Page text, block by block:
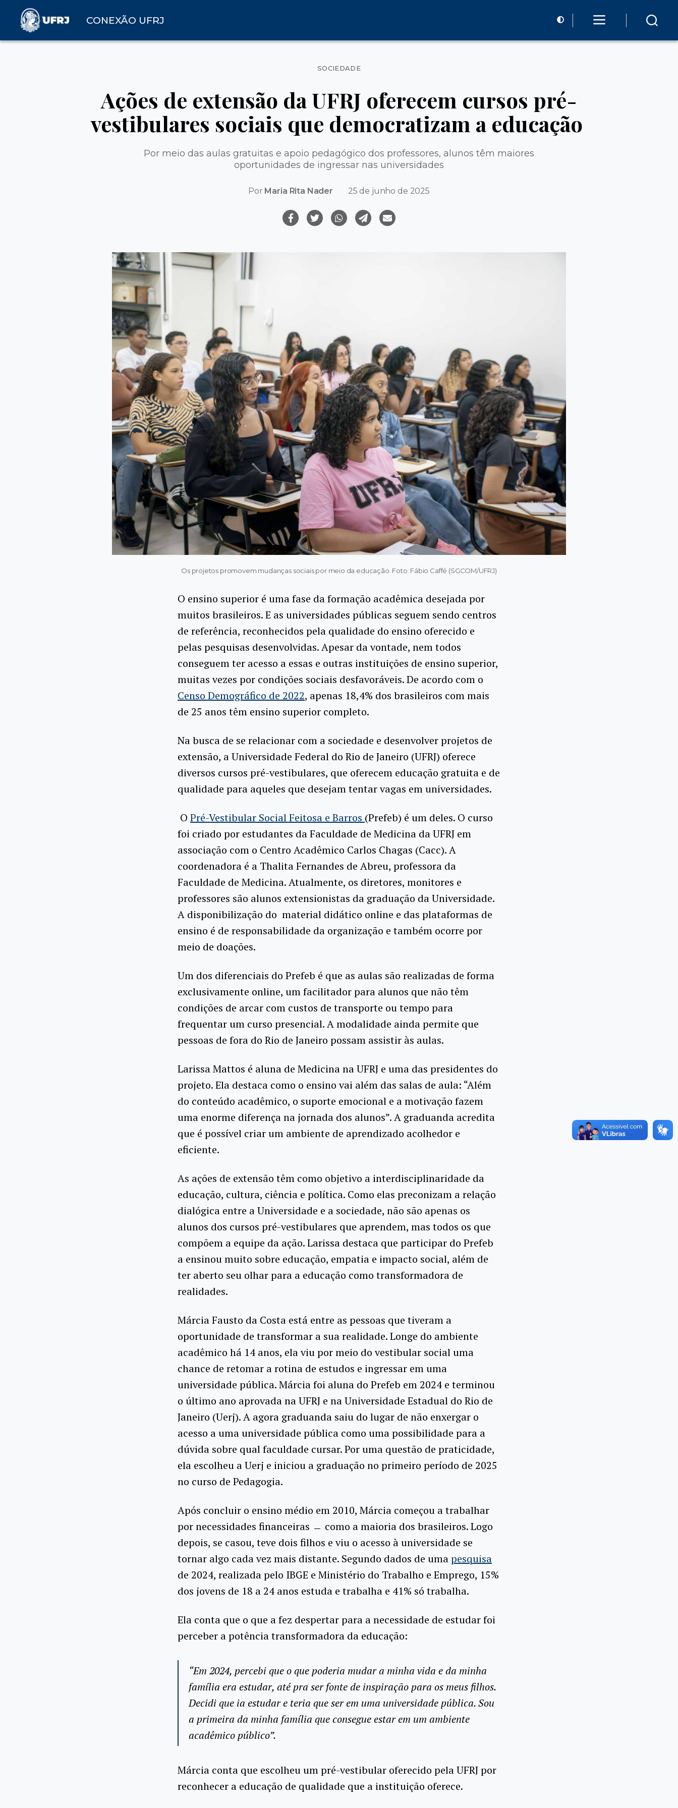
CONEXÃO UFRJ
Categorias
SOCIEDADE
Ações de extensão da UFRJ oferecem cursos pré-
vestibulares sociais que democratizam a educação
Por meio das aulas gratuitas e apoio pedagógico dos professores, alunos têm maiores
oportunidades de ingressar nas universidades
Por Maria Rita Nader 25 de junho de 2025
Os projetos promovem mudanças sociais por meio da educação. Foto: Fábio Caffé (SGCOM/UFRJ)
O ensino superior é uma fase da formação acadêmica desejada por
muitos brasileiros. E as universidades públicas seguem sendo centros
de referência, reconhecidos pela qualidade do ensino oferecido e
pelas pesquisas desenvolvidas. Apesar da vontade, nem todos
conseguem ter acesso a essas e outras instituições de ensino superior,
muitas vezes por condições sociais desfavoráveis. De acordo com o
Censo Demográfico de 2022, apenas 18,4% dos brasileiros com mais
de 25 anos têm ensino superior completo.
Na busca de se relacionar com a sociedade e desenvolver projetos de
extensão, a Universidade Federal do Rio de Janeiro (UFRJ) oferece
diversos cursos pré-vestibulares, que oferecem educação gratuita e de
qualidade para aqueles que desejam tentar vagas em universidades.
O Pré-Vestibular Social Feitosa e Barros (Prefeb) é um deles. O curso
foi criado por estudantes da Faculdade de Medicina da UFRJ em
associação com o Centro Acadêmico Carlos Chagas (Cacc). A
coordenadora é a Thalita Fernandes de Abreu, professora da
Faculdade de Medicina. Atualmente, os diretores, monitores e
professores são alunos extensionistas da graduação da Universidade.
A disponibilização do material didático online e das plataformas de
ensino é de responsabilidade da organização e também ocorre por
meio de doações.
Um dos diferenciais do Prefeb é que as aulas são realizadas de forma
exclusivamente online, um facilitador para alunos que não têm
condições de arcar com custos de transporte ou tempo para
frequentar um curso presencial. A modalidade ainda permite que
pessoas de fora do Rio de Janeiro possam assistir às aulas.
Larissa Mattos é aluna de Medicina na UFRJ e uma das presidentes do
projeto. Ela destaca como o ensino vai além das salas de aula: “Além
do conteúdo acadêmico, o suporte emocional e a motivação fazem
uma enorme diferença na jornada dos alunos”. A graduanda acredita
que é possível criar um ambiente de aprendizado acolhedor e
eficiente.
As ações de extensão têm como objetivo a interdisciplinaridade da
educação, cultura, ciência e política. Como elas preconizam a relação
dialógica entre a Universidade e a sociedade, não são apenas os
alunos dos cursos pré-vestibulares que aprendem, mas todos os que
compõem a equipe da ação. Larissa destaca que participar do Prefeb
a ensinou muito sobre educação, empatia e impacto social, além de
ter aberto seu olhar para a educação como transformadora de
realidades.
Márcia Fausto da Costa está entre as pessoas que tiveram a
oportunidade de transformar a sua realidade. Longe do ambiente
acadêmico há 14 anos, ela viu por meio do vestibular social uma
chance de retomar a rotina de estudos e ingressar em uma
universidade pública. Márcia foi aluna do Prefeb em 2024 e terminou
o último ano aprovada na UFRJ e na Universidade Estadual do Rio de
Janeiro (Uerj). A agora graduanda saiu do lugar de não enxergar o
acesso a uma universidade pública como uma possibilidade para a
dúvida sobre qual faculdade cursar. Por uma questão de praticidade,
ela escolheu a Uerj e iniciou a graduação no primeiro período de 2025
no curso de Pedagogia.
Após concluir o ensino médio em 2010, Márcia começou a trabalhar
por necessidades financeiras ﹘ como a maioria dos brasileiros. Logo
depois, se casou, teve dois filhos e viu o acesso à universidade se
tornar algo cada vez mais distante. Segundo dados de umapesquisa
de 2024, realizada pelo IBGE e Ministério do Trabalho e Emprego, 15%
dos jovens de 18 a 24 anos estuda e trabalha e 41% só trabalha.
Ela conta que o que a fez despertar para a necessidade de estudar foi
perceber a potência transformadora da educação:
“Em 2024, percebi que o que poderia mudar a minha vida e da minha
família era estudar, até pra ser fonte de inspiração para os meus filhos.
Decidi que ia estudar e teria que ser em uma universidade pública. Sou
a primeira da minha família que consegue estar em um ambiente
acadêmico público”.
Márcia conta que escolheu um pré-vestibular oferecido pela UFRJ por
reconhecer a educação de qualidade que a instituição oferece.